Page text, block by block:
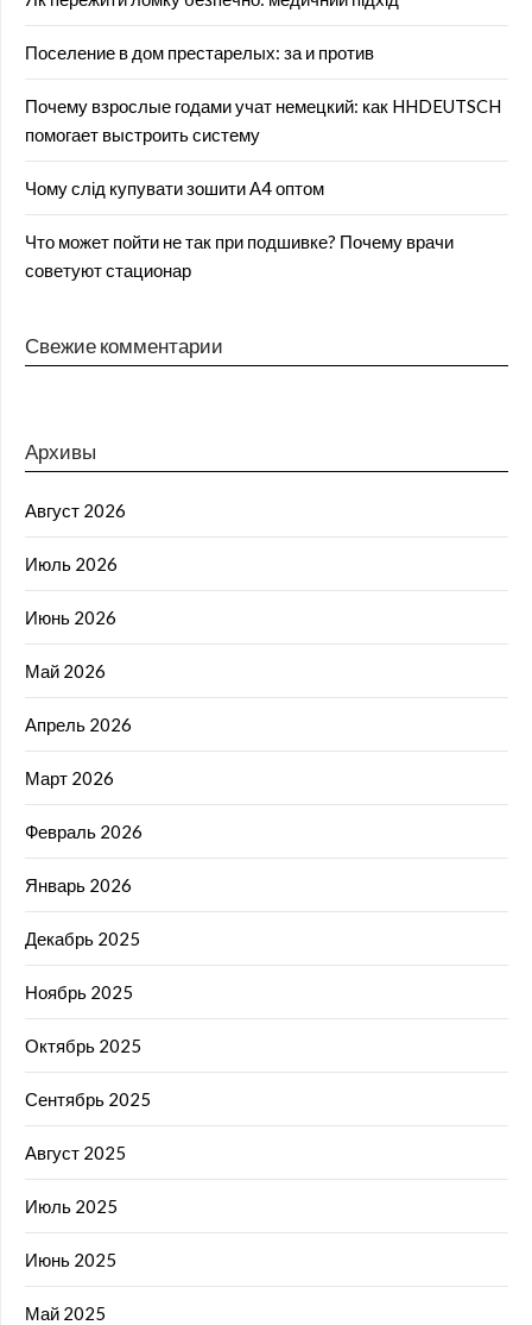
Поселение в дом престарелых: за и против
Почему взрослые годами учат немецкий: как HHDEUTSCH
помогает выстроить систему
Чому слід купувати зошити А4 оптом
Что может пойти не так при подшивке? Почему врачи
советуют стационар
Свежие комментарии
Архивы
Август 2026
Июль 2026
Июнь 2026
Май 2026
Апрель 2026
Март 2026
Февраль 2026
Январь 2026
Декабрь 2025
Ноябрь 2025
Октябрь 2025
Сентябрь 2025
Август 2025
Июль 2025
Июнь 2025
Май 2025